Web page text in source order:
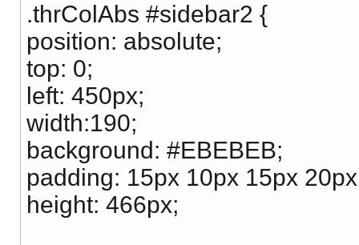
.thrColAbs #sidebar2 {
position: absolute;
top: 0;
left: 450px;
width:190;
background: #EBEBEB;
padding: 15px 10px 15px
height: 466px;